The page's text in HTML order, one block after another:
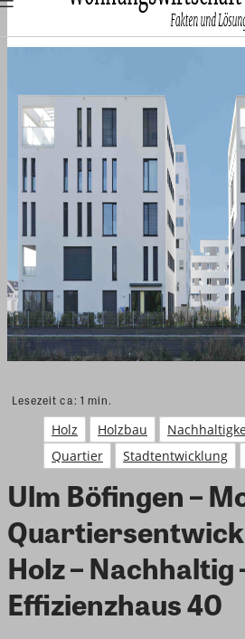
Lesezeit ca: 1 min.
Holz Holzbau
Quartier
Stadtentwicklung
Ulm Böfingen –
Holz – Nachhaltig
Effizienzhaus 40